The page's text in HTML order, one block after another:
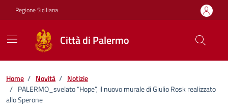
Vai ai contenuti
Vai al footer
Regione Siciliana
Città di Palermo
Home / Novità / Notizie
/ PALERMO_svelato “Hope”, il nuovo murale di Giulio Rosk realizzato
allo Sperone